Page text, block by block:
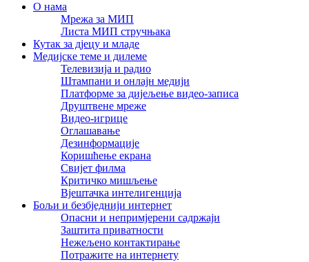
О нама
Мрежа за МИП
Листа МИП стручњака
Кутак за дјецу и младе
Медијске теме и дилеме
Телевизија и радио
Штампани и онлајн медији
Платформе за дијељење видео-записа
Друштвене мреже
Видео-игрице
Оглашавање
Дезинформације
Коришћење екрана
Свијет филма
Критичко мишљење
Вјештачка интелигенција
Бољи и безбједнији интернет
Опасни и непримјерени садржаји
Заштита приватности
Нежељено контактирање
Потражите на интернету